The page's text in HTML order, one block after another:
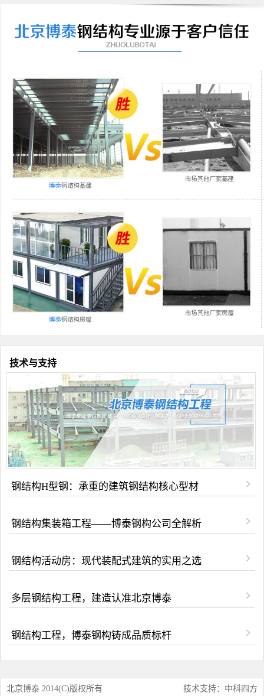
技术与支持
钢结构H型钢：承重的建筑钢结构核心型材
钢结构集装箱工程——博泰钢构公司全解析
钢结构活动房：现代装配式建筑的实用之选
多层钢结构工程，建造认准北京博泰
钢结构工程，博泰钢构铸成品质标杆
北京博泰 2014(C)版权所有 技术支持：中科四方